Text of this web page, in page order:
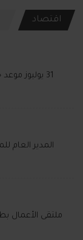
اقتصاد
31 يوليوز موعد حاسم للمقاولات والمقاولين الذاتيين لتفادي…
المدير العام
ملتقى الأعمال